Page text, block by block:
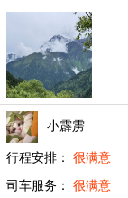
小霹雳
行程安排：很满意
司车服务：很满意